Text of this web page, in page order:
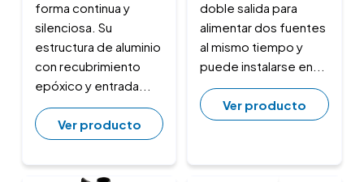
forma continua y
silenciosa. Su
estructura de aluminio
con recubrimiento
epóxico y entrada...
Ver producto
doble salida para
alimentar dos fuentes
al mismo tiempo y
puede instalarse en...
Ver producto